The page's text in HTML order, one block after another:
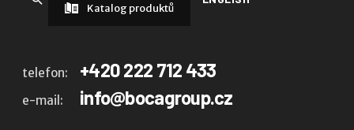
Katalog produktů
telefon: +420 222 712 433
e-mail: info@bocagroup.cz